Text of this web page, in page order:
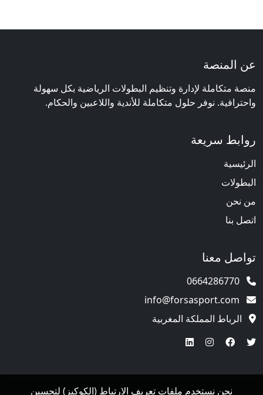
نحن نستخدم ملفات تعريف الارتباط (الكوكيز) لتحسين
عن المنصة
منصة متكاملة لإدارة وتنظيم البطولات الرياضية بكل سهولة
واحترافية. نوفر حلول متكاملة للأندية واللاعبين والحكام.
روابط سريعة
الرئيسية
البطولات
من نحن
اتصل بنا
تواصل معنا
info@forsasport.com
الرباط المملكة المغربية